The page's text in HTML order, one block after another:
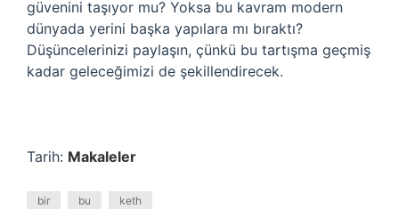
güvenini taşıyor mu? Yoksa bu kavram modern
dünyada yerini başka yapılara mı bıraktı?
Düşüncelerinizi paylaşın, çünkü bu tartışma geçmiş
kadar geleceğimizi de şekillendirecek.
Tarih: Makaleler
bir bu keth